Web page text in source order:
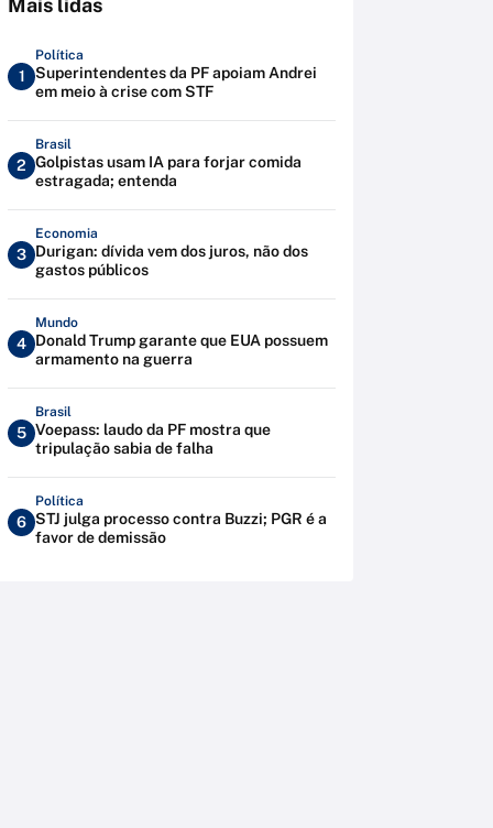
Mais lidas
1
Política
Superintendentes da PF apoiam Andrei
em meio à crise com STF
2
Brasil
Golpistas usam IA para forjar comida
estragada; entenda
3
Economia
Durigan: dívida vem dos juros, não dos
gastos públicos
4
Mundo
Donald Trump garante que EUA possuem
armamento na guerra
5
Brasil
Voepass: laudo da PF mostra que
tripulação sabia de falha
6
Política
STJ julga processo contra Buzzi; PGR é a
favor de demissão